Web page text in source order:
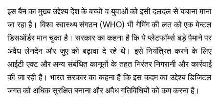
इस बैन का मुख्य उद्देश्य देश के बच्चों व युवाओं को इसी दलदल से बचाना माना
जा रहा है। विश्व स्वास्थ्य संगठन (WHO) भी गेमिंग की लत को एक मेन्टल
डिसऑर्डर मान चुका है। सरकार का कहना है कि ये प्लेटफॉर्म्स बड़े पैमाने पर
अवैध लेनदेन और जुए को बढ़ावा दे रहे थे। इसे नियंत्रित करने के लिए
आईटी एक्ट और अन्य संबंधित कानूनों के तहत निरंतर निगरानी और कार्रवाई
की जा रही है। भारत सरकार का कहना है कि इस कदम का उद्देश्य डिजिटल
जगत को अधिक सुरक्षित बनाना और अवैध गतिविधियों को कम करना है।